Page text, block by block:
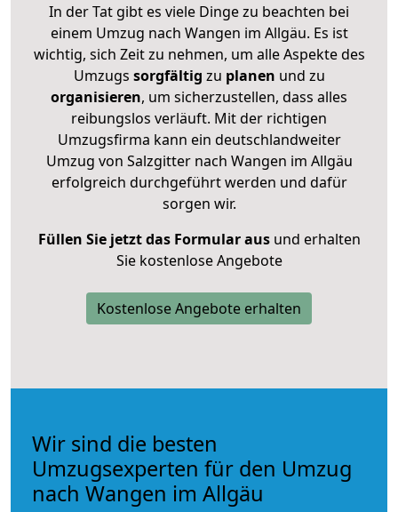
In der Tat gibt es viele Dinge zu beachten bei
einem Umzug nach Wangen im Allgäu. Es ist
wichtig, sich Zeit zu nehmen, um alle Aspekte des
Umzugs sorgfältig zu planen und zu
organisieren, um sicherzustellen, dass alles
reibungslos verläuft. Mit der richtigen
Umzugsfirma kann ein deutschlandweiter
Umzug von Salzgitter nach Wangen im Allgäu
erfolgreich durchgeführt werden und dafür
sorgen wir.
Füllen Sie jetzt das Formular ausund erhalten
Sie kostenlose Angebote
Kostenlose Angebote erhalten
Wir sind die besten
Umzugsexperten für den Umzug
nach Wangen im Allgäu